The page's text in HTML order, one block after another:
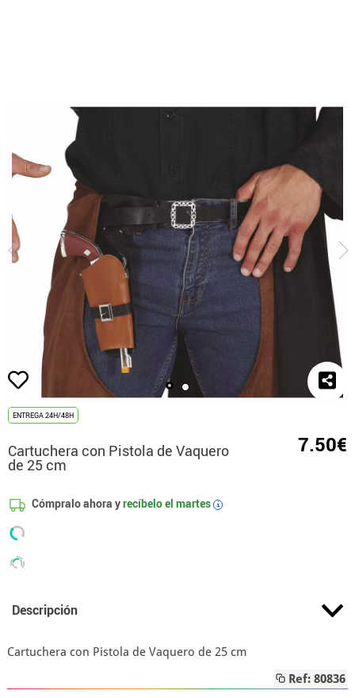
ENTREGA 24H/48H
Cartuchera con Pistola de Vaquero
de 25 cm
7.50€
Cómpralo ahora yrecíbelo el martes i
Descripción
Cartuchera con Pistola de Vaquero de 25 cm
Ref: 80836